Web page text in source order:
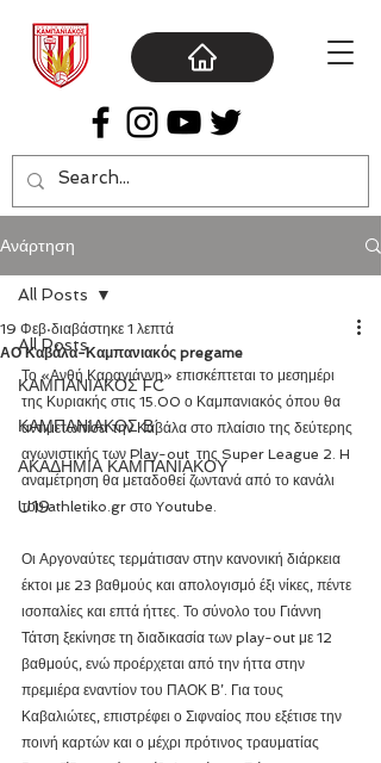
Ανάρτηση
All Posts
ΚΑΜΠΑΝΙΑΚΟΣ FC
ΚΑΜΠΑΝΙΑΚΟΣ Β΄
ΑΚΑΔΗΜΙΑ ΚΑΜΠΑΝΙΑΚΟΥ
U19
All Posts
ΑΟ Καβάλα-Καμπανιακός pregame
19 Φεβ διαβάστηκε 1 λεπτά
Το «Ανθή Καραγιάννη» επισκέπτεται το μεσημέρι
της Κυριακής στις 15.00 ο Καμπανιακός όπου θα
αντιμετωπίσει την Καβάλα στο πλαίσιο της δεύτερης
αγωνιστικής των Play-out  της Super League 2. H
αναμέτρηση θα μεταδοθεί ζωντανά από το κανάλι
του athletiko.gr στο Youtube.
Οι Αργοναύτες τερμάτισαν στην κανονική διάρκεια
έκτοι με 23 βαθμούς και απολογισμό έξι νίκες, πέντε
ισοπαλίες και επτά ήττες. Το σύνολο του Γιάννη
Τάτση ξεκίνησε τη διαδικασία των play-out με 12
βαθμούς, ενώ προέρχεται από την ήττα στην
πρεμιέρα εναντίον του ΠΑΟΚ Β’. Για τους
Καβαλιώτες, επιστρέφει ο Σιφναίος που εξέτισε την
ποινή καρτών και ο μέχρι πρότινος τραυματίας